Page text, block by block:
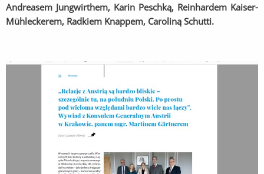
Andreasem Jungwirthem, Karin Peschką, Reinhardem Kaiser-
Mühleckerem, Radkiem Knappem, Caroliną Schutti.